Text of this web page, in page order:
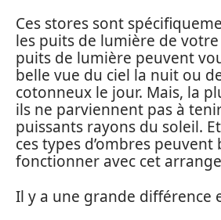
Ces stores sont
les puits de lumière de
puits de lumière peuvent
belle vue du ciel la nuit ou
cotonneux le jour. Mais, la
ils ne parviennent pas à
puissants rayons du soleil.
ces types d’ombres peuvent
fonctionner avec cet
Il y a une grande différence